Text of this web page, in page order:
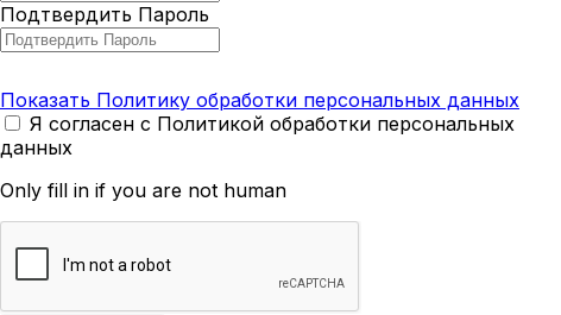
Подтвердить Пароль
Показать Политику обработки персональных данных
Я согласен с Политикой обработки персональных
данных
Only fill in if you are not human